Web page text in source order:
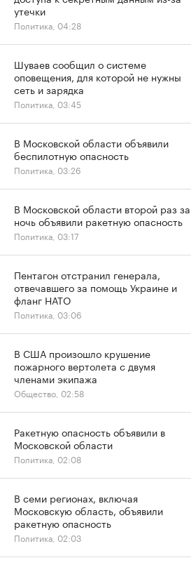
утечки
Политика, 04:28
Шуваев сообщил о системе
оповещения, для которой не нужны
сеть и зарядка
Политика, 03:45
В Московской области объявили
беспилотную опасность
Политика, 03:26
В Московской области второй раз за
ночь объявили ракетную опасность
Политика, 03:17
Пентагон отстранил генерала,
отвечавшего за помощь Украине и
фланг НАТО
Политика, 03:06
В США произошло крушение
пожарного вертолета с двумя
членами экипажа
Общество, 02:58
Ракетную опасность объявили в
Московской области
Политика, 02:08
В семи регионах, включая
Московскую область, объявили
ракетную опасность
Политика, 02:03